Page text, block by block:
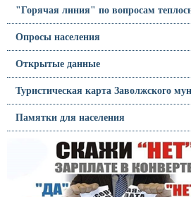
"Горячая линия" по вопросам
Опросы населения
Открытые данные
Туристическая карта Заволжского
Памятки для населения